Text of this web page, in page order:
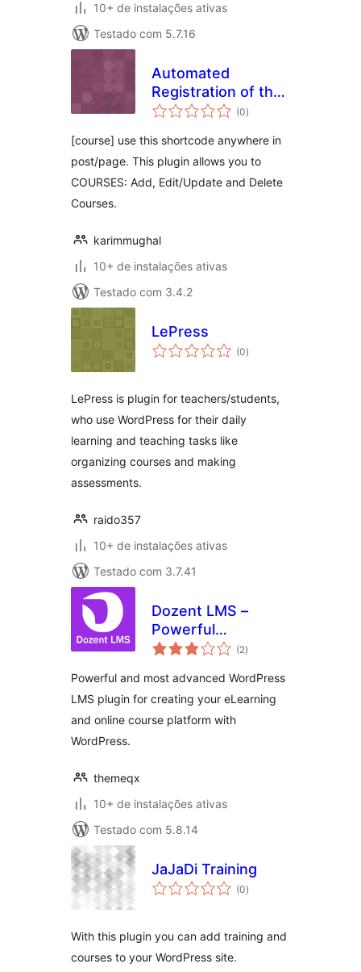
10+ de instalações ativas
Testado com 5.7.16
Automated
Registration of the
Course
(0total
de
)
[course] use this shortcode anywhere in
post/page. This plugin allows you to
COURSES: Add, Edit/Update and Delete
Courses.
karimmughal
10+ de instalações ativas
Testado com 3.4.2
LePress
(0total
de
)
LePress is plugin for teachers/students,
who use WordPress for their daily
learning and teaching tasks like
organizing courses and making
assessments.
raido357
10+ de instalações ativas
Testado com 3.7.41
Dozent LMS –
Powerful
WordPress LMS
(2total
de
)
Powerful and most advanced WordPress
LMS plugin for creating your eLearning
and online course platform with
WordPress.
themeqx
10+ de instalações ativas
Testado com 5.8.14
JaJaDi Training
(0total
de
)
With this plugin you can add training and
courses to your WordPress site.